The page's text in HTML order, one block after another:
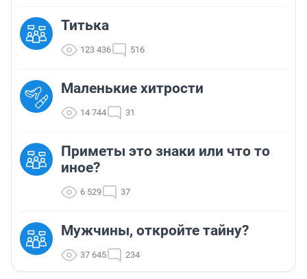
Титька
123 436 516
Маленькие хитрости
14 744 31
Приметы это знаки или что то
иное?
6 529 37
Мужчины, откройте тайну?
37 645 234